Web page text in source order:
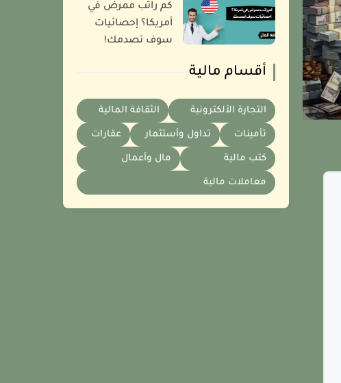
كم راتب ممرض في
أمريكا؟ إحصائيات
سوف تصدمك!
أقسام مالية
التجارة الألكترونية الثقافة المالية
تأمينات تداول وأستثمار عقارات
كتب مالية مال وأعمال
معاملات مالية